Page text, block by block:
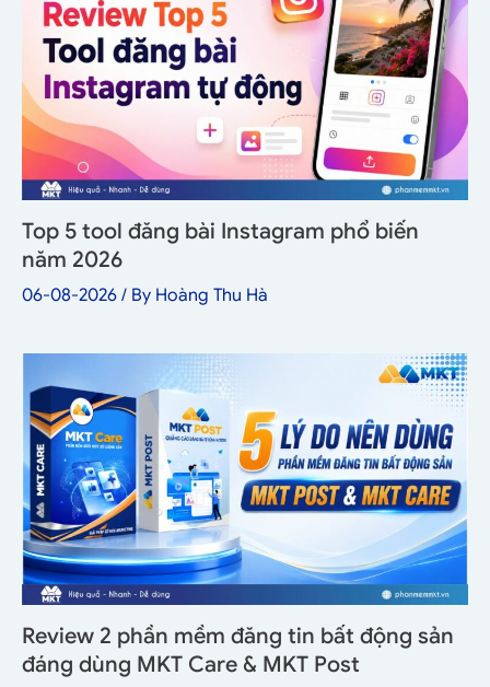
Top 5 tool đăng bài Instagram phổ biến
năm 2026
06-08-2026 / By Hoàng Thu Hà
Review 2 phần mềm đăng tin bất động sản
đáng dùng MKT Care & MKT Post